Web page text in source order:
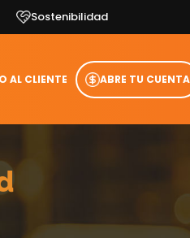
Sostenibilidad
AL CLIENTE ABRE TU CUENTA